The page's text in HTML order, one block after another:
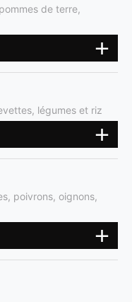
de terre,
légumes et riz
poivrons, oignons,